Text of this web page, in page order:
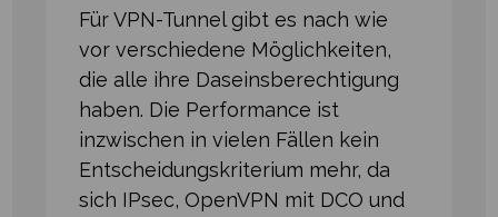
Für VPN-Tunnel gibt es nach wie
vor verschiedene Möglichkeiten,
die alle ihre Daseinsberechtigung
haben. Die Performance ist
inzwischen in vielen Fällen kein
Entscheidungskriterium mehr, da
sich IPsec, OpenVPN mit DCO und